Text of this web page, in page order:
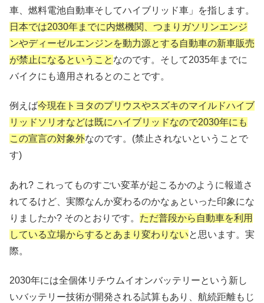
車、燃料電池自動車そしてハイブリッド車」を指します。
日本では2030年までに内燃機関、つまりガソリンエンジ
ンやディーゼルエンジンを動力源とする自動車の新車販売
が禁止になるということ なのです。そして2035年までに
バイクにも適用されるとのことです。
例えば今現在トヨタのプリウスやスズキのマイルドハイブ
リッドソリオなどは既にハイブリッドなので2030年にも
この宣言の対象外なのです。(禁止されないということで
す)
あれ? これってものすごい変革が起こるかのように報道さ
れてるけど、実際なんか変わるのかなぁといった印象にな
りましたか? そのとおりです。 ただ普段から自動車を利用
している立場からするとあまり変わりないと思います。実
際。
2030年には全個体リチウムイオンバッテリーという新し
いバッテリー技術が開発される試算もあり、航続距離もじ